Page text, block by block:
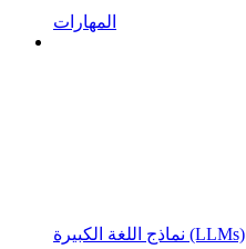
المهارات
نماذج اللغة الكبيرة (LLMs)